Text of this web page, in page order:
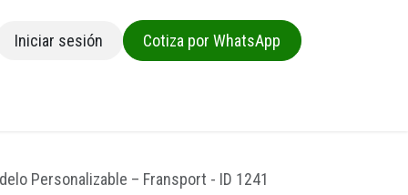
Iniciar sesión
Cotiza por WhatsApp
Personalizable – Fransport - ID 1241